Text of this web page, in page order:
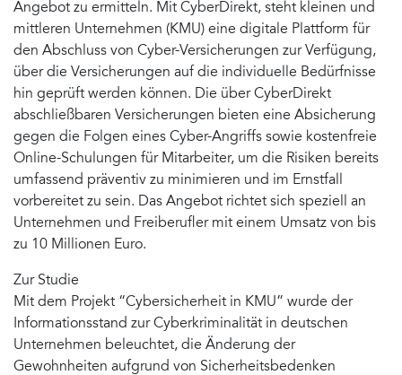
Angebot zu ermitteln. Mit CyberDirekt, steht kleinen und
mittleren Unternehmen (KMU) eine digitale Plattform für
den Abschluss von Cyber-Versicherungen zur Verfügung,
über die Versicherungen auf die individuelle Bedürfnisse
hin geprüft werden können. Die über CyberDirekt
abschließbaren Versicherungen bieten eine Absicherung
gegen die Folgen eines Cyber-Angriffs sowie kostenfreie
Online-Schulungen für Mitarbeiter, um die Risiken bereits
umfassend präventiv zu minimieren und im Ernstfall
vorbereitet zu sein. Das Angebot richtet sich speziell an
Unternehmen und Freiberufler mit einem Umsatz von bis
zu 10 Millionen Euro.
Zur Studie
Mit dem Projekt “Cybersicherheit in KMU” wurde der
Informationsstand zur Cyberkriminalität in deutschen
Unternehmen beleuchtet, die Änderung der
Gewohnheiten aufgrund von Sicherheitsbedenken